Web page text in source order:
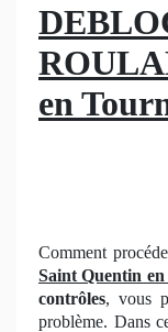
en
Comment
Saint Quentin
contrôles, vous
problème. Dans